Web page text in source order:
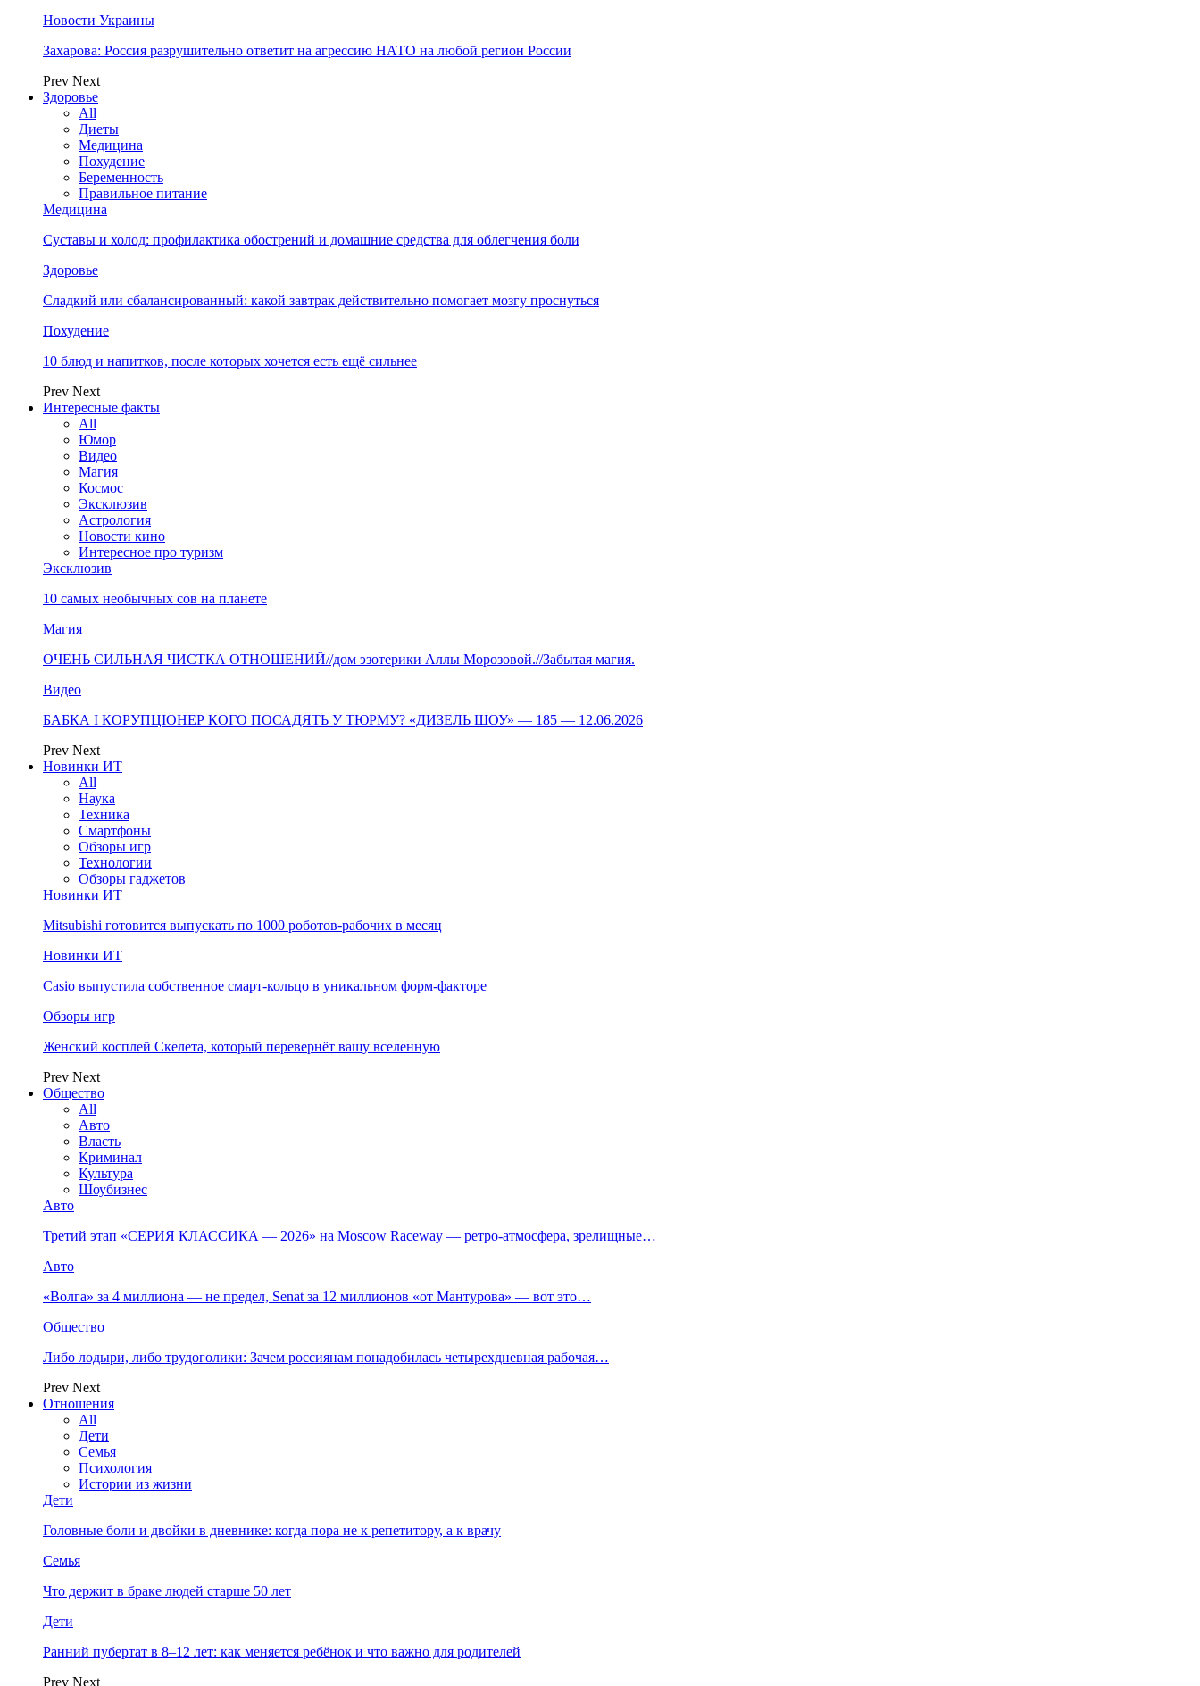
Новости Украины
Захарова: Россия разрушительно ответит на агрессию НАТО на любой регион России
Prev Next
Здоровье
All
Диеты
Медицина
Похудение
Беременность
Правильное питание
Медицина
Суставы и холод: профилактика обострений и домашние средства для облегчения боли
Здоровье
Сладкий или сбалансированный: какой завтрак действительно помогает мозгу проснуться
Похудение
10 блюд и напитков, после которых хочется есть ещё сильнее
Prev Next
Интересные факты
All
Юмор
Видео
Магия
Космос
Эксклюзив
Астрология
Новости кино
Интересное про туризм
Эксклюзив
10 самых необычных сов на планете
Магия
ОЧЕНЬ СИЛЬНАЯ ЧИСТКА ОТНОШЕНИЙ//дом эзотерики Аллы Морозовой.//Забытая магия.
Видео
БАБКА І КОРУПЦІОНЕР КОГО ПОСАДЯТЬ У ТЮРМУ? «ДИЗЕЛЬ ШОУ» — 185 — 12.06.2026
Prev Next
Новинки ИТ
All
Наука
Техника
Смартфоны
Обзоры игр
Технологии
Обзоры гаджетов
Новинки ИТ
Mitsubishi готовится выпускать по 1000 роботов-рабочих в месяц
Новинки ИТ
Casio выпустила собственное смарт-кольцо в уникальном форм-факторе
Обзоры игр
Женский косплей Скелета, который перевернёт вашу вселенную
Prev Next
Общество
All
Авто
Власть
Криминал
Культура
Шоубизнес
Авто
Третий этап «СЕРИЯ КЛАССИКА — 2026» на Moscow Raceway — ретро‑атмосфера, зрелищные…
Авто
«Волга» за 4 миллиона — не предел, Senat за 12 миллионов «от Мантурова» — вот это…
Общество
Либо лодыри, либо трудоголики: Зачем россиянам понадобилась четырехдневная рабочая…
Prev Next
Отношения
All
Дети
Семья
Психология
Истории из жизни
Дети
Головные боли и двойки в дневнике: когда пора не к репетитору, а к врачу
Семья
Что держит в браке людей старше 50 лет
Дети
Ранний пубертат в 8–12 лет: как меняется ребёнок и что важно для родителей
Prev Next